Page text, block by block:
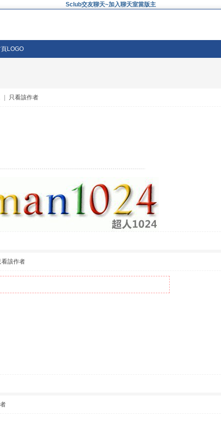
Sclub交友聊天~加入聊天室當版主
LOGO
只看該作者
看該作者